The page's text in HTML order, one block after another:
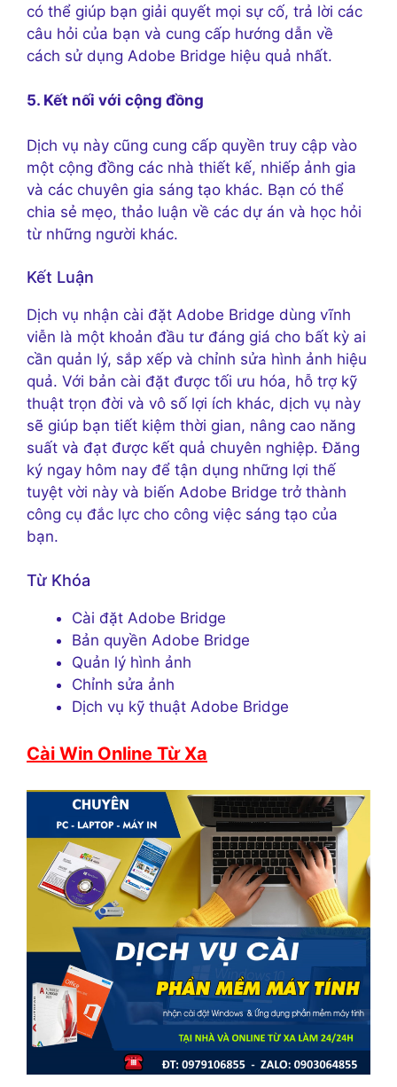
có thể giúp bạn giải quyết mọi sự cố, trả lời các
câu hỏi của bạn và cung cấp hướng dẫn về
cách sử dụng Adobe Bridge hiệu quả nhất.
5. Kết nối với cộng đồng
Dịch vụ này cũng cung cấp quyền truy cập vào
một cộng đồng các nhà thiết kế, nhiếp ảnh gia
và các chuyên gia sáng tạo khác. Bạn có thể
chia sẻ mẹo, thảo luận về các dự án và học hỏi
từ những người khác.
Kết Luận
Dịch vụ nhận cài đặt Adobe Bridge dùng vĩnh
viễn là một khoản đầu tư đáng giá cho bất kỳ ai
cần quản lý, sắp xếp và chỉnh sửa hình ảnh hiệu
quả. Với bản cài đặt được tối ưu hóa, hỗ trợ kỹ
thuật trọn đời và vô số lợi ích khác, dịch vụ này
sẽ giúp bạn tiết kiệm thời gian, nâng cao năng
suất và đạt được kết quả chuyên nghiệp. Đăng
ký ngay hôm nay để tận dụng những lợi thế
tuyệt vời này và biến Adobe Bridge trở thành
công cụ đắc lực cho công việc sáng tạo của
bạn.
Từ Khóa
Cài đặt Adobe Bridge
Bản quyền Adobe Bridge
Quản lý hình ảnh
Chỉnh sửa ảnh
Dịch vụ kỹ thuật Adobe Bridge
Cài Win Online Từ Xa